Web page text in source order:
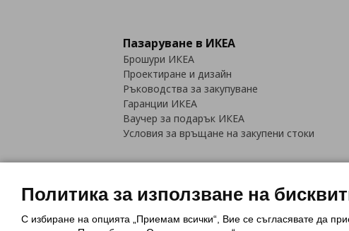
Пазаруване в ИКЕА
Брошури ИКЕА
Проектиране и дизайн
Ръководства за закупуване
Гаранции ИКЕА
Ваучер за подарък ИКЕА
Условия за връщане на закупени стоки
Политика за използване на бисквитки
Политика за използване на
С избиране на опцията „Приемам всички“, Вие се съгласявате да